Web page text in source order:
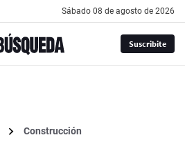
sábado 08 de agosto de 2026
Suscribite
Construcción